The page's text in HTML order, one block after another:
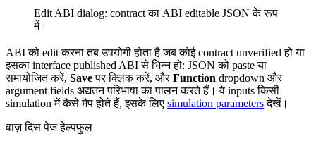
Edit ABI dialog: contract का ABI editable JSON के रूप
में।
ABI को edit करना तब उपयोगी होता है जब कोई contract unverified हो या
इसका interface published ABI से भिन्न हो: JSON को paste या
समायोजित करें, Saveपर क्लिक करें, औरFunction dropdown और
argument fields अद्यतन परिभाषा का पालन करते हैं। वे inputs किसी
simulation में कैसे मैप होते हैं, इसके लिए simulation parametersदेखें।
वाज़ दिस पेज हेल्पफुल